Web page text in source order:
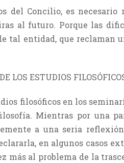
del Concilio, es
al futuro. Porque las
tal entidad, que reclaman
LOS ESTUDIOS
filosóficos en los
Mientras por una
a una seria
en algunos casos
más al problema de la